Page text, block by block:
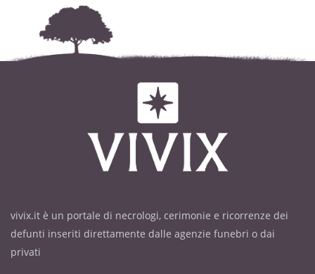
vivix.it è un portale di necrologi, cerimonie e ricorrenze dei
defunti inseriti direttamente dalle agenzie funebri o dai
privati